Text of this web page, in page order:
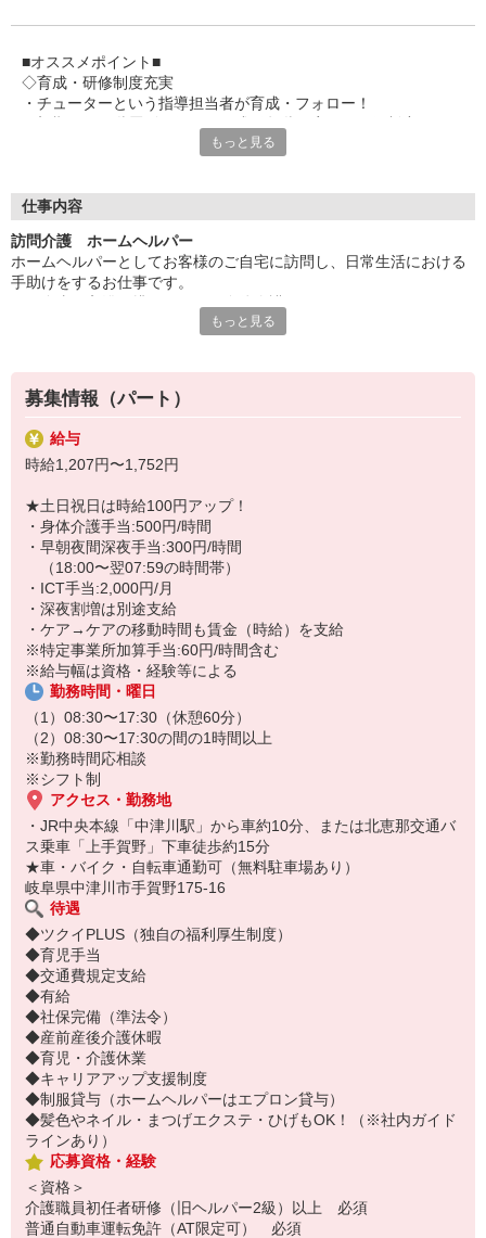
■オススメポイント■
◇育成・研修制度充実
・チューターという指導担当者が育成・フォロー！
・キャリアアップ支援制度を活用して働きながら資格取得が可能
・ツクイ独自の福祉厚生制度でプライベートも充実
・子育て支援の福利厚生制度あり！子育てと仕事の両立を応援◎
・スタッフ何でも相談窓口やライフキャリア相談など、各相談窓
口あり
◇頑張った分、スタッフに還元！
・パートは特別手当の支給あり
もっと見る
仕事内容
訪問介護 ホームヘルパー
ホームヘルパーとしてお客様のご自宅に訪問し、日常生活における
手助けをするお仕事です。
※掃除や買い物などの生活援助
★＼サービス・職種の魅力／
自分のライフスタイルに合わせて、都合の良い時間に働くことがで
きます。自分のペースでキャリアを積むことも可能で資格をいか
し、年齢を気にせず、体が動く限り続けられることも、働きやすさ
のメリットです。不安がなくなるまで同行研修があり、必要時や困
もっと見る
募集情報（パート）
給与
時給1,207円〜1,752円
★土日祝日は時給100円アップ！
・身体介護手当:500円/時間
・早朝夜間深夜手当:300円/時間
（18:00〜翌07:59の時間帯）
・ICT手当:2,000円/月
・深夜割増は別途支給
・ケア→ケアの移動時間も賃金（時給）を支給
※特定事業所加算手当:60円/時間含む
※給与幅は資格・経験等による
勤務時間・曜日
（1）08:30〜17:30（休憩60分）
（2）08:30〜17:30の間の1時間以上
※勤務時間応相談
※シフト制
アクセス・勤務地
・JR中央本線「中津川駅」から車約10分、または北恵那交通バ
ス乗車「上手賀野」下車徒歩約15分
★車・バイク・自転車通勤可（無料駐車場あり）
岐阜県中津川市手賀野175-16
待遇
◆ツクイPLUS（独自の福利厚生制度）
◆育児手当
◆交通費規定支給
◆有給
◆社保完備（準法令）
◆産前産後介護休暇
◆育児・介護休業
◆キャリアアップ支援制度
◆制服貸与（ホームヘルパーはエプロン貸与）
◆髪色やネイル・まつげエクステ・ひげもOK！（※社内ガイド
ラインあり）
応募資格・経験
＜資格＞
介護職員初任者研修（旧ヘルパー2級）以上 必須
普通自動車運転免許（AT限定可） 必須